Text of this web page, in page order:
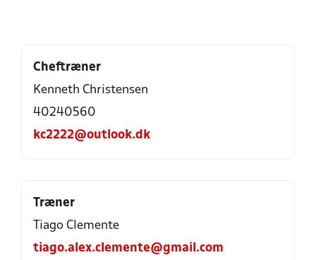
Cheftræner
Kenneth Christensen
40240560
kc2222@outlook.dk
Træner
Tiago Clemente
tiago.alex.clemente@gmail.com